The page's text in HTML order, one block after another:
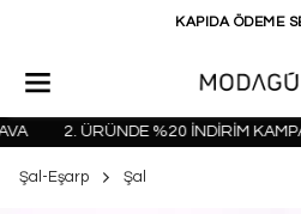
KAPIDA ÖDEME
2. ÜRÜNDE %20 İNDİRİM
Şal-Eşarp Şal